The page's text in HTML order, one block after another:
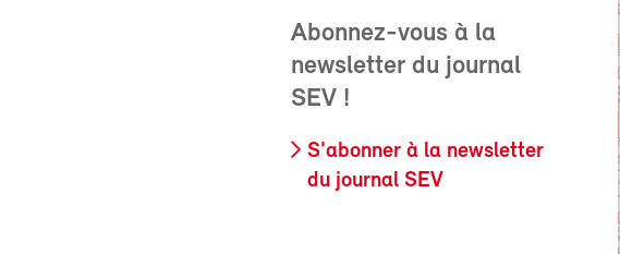
Abonnez-vous à la
newsletter du journal
SEV !
S'abonner à la newsletter
du journal SEV